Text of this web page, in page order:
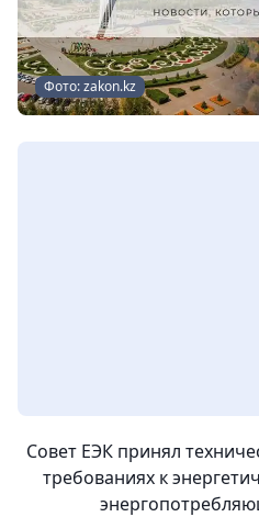
Фото: zakon.kz
Совет ЕЭК принял
требованиях к